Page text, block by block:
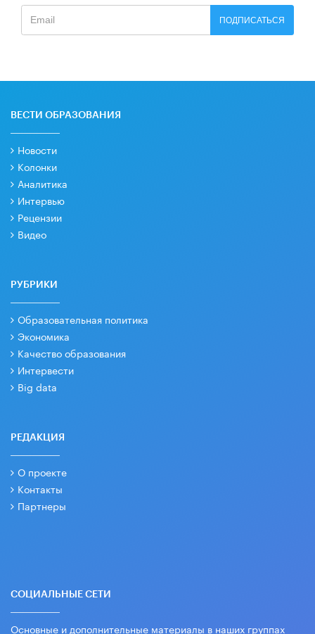
ПОДПИСАТЬСЯ
ВЕСТИ ОБРАЗОВАНИЯ
Новости
Колонки
Аналитика
Интервью
Рецензии
Видео
РУБРИКИ
Образовательная политика
Экономика
Качество образования
Интервести
Big data
РЕДАКЦИЯ
О проекте
Контакты
Партнеры
СОЦИАЛЬНЫЕ СЕТИ
Основные и дополнительные материалы в наших группах